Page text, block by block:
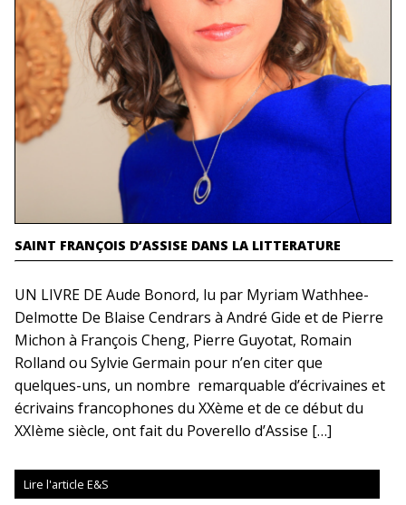
SAINT FRANÇOIS D’ASSISE DANS LA LITTERATURE
UN LIVRE DE Aude Bonord, lu par Myriam Wathhee-
Delmotte De Blaise Cendrars à André Gide et de Pierre
Michon à François Cheng, Pierre Guyotat, Romain
Rolland ou Sylvie Germain pour n’en citer que
quelques-uns, un nombre remarquable d’écrivaines et
écrivains francophones du XXème et de ce début du
XXIème siècle, ont fait du Poverello d’Assise […]
Lire l'article E&S